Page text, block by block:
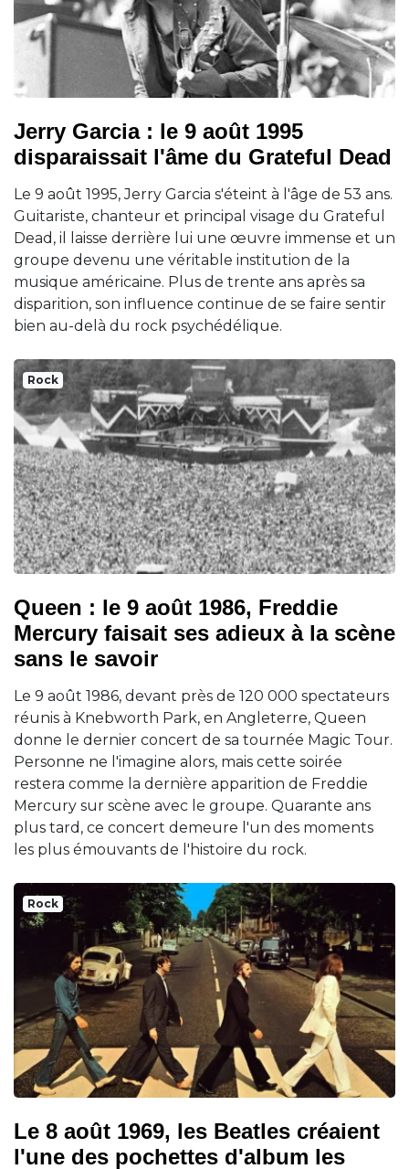
Jerry Garcia : le 9 août 1995
disparaissait l'âme du Grateful Dead
Le 9 août 1995, Jerry Garcia s'éteint à l'âge de 53 ans.
Guitariste, chanteur et principal visage du Grateful
Dead, il laisse derrière lui une œuvre immense et un
groupe devenu une véritable institution de la
musique américaine. Plus de trente ans après sa
disparition, son influence continue de se faire sentir
bien au-delà du rock psychédélique.
Rock
Queen : le 9 août 1986, Freddie
Mercury faisait ses adieux à la scène
sans le savoir
Le 9 août 1986, devant près de 120 000 spectateurs
réunis à Knebworth Park, en Angleterre, Queen
donne le dernier concert de sa tournée Magic Tour.
Personne ne l'imagine alors, mais cette soirée
restera comme la dernière apparition de Freddie
Mercury sur scène avec le groupe. Quarante ans
plus tard, ce concert demeure l'un des moments
les plus émouvants de l'histoire du rock.
Rock
Le 8 août 1969, les Beatles créaient
l'une des pochettes d'album les